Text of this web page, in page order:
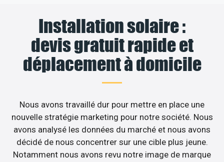
Installation solaire :
devis gratuit rapide et
déplacement à domicile
Nous avons travaillé dur pour mettre en place une
nouvelle stratégie marketing pour notre société. Nous
avons analysé les données du marché et nous avons
décidé de nous concentrer sur une cible plus jeune.
Notamment nous avons revu notre image de marque